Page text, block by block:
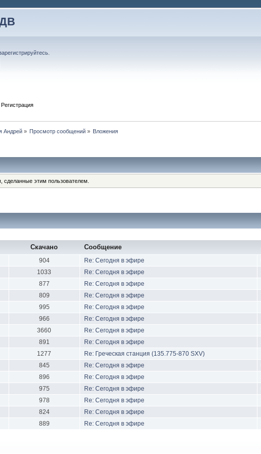
Регистрация
Андрей» Просмотр сообщений » Вложения
этим пользователем.
Скачано Сообщение
904 Re: Сегодня в эфире
1033 Re: Сегодня в эфире
877 Re: Сегодня в эфире
809 Re: Сегодня в эфире
995 Re: Сегодня в эфире
966 Re: Сегодня в эфире
3660 Re: Сегодня в эфире
891 Re: Сегодня в эфире
1277 Re: Греческая станция (135.775-870 SXV)
845 Re: Сегодня в эфире
896 Re: Сегодня в эфире
975 Re: Сегодня в эфире
978 Re: Сегодня в эфире
824 Re: Сегодня в эфире
889 Re: Сегодня в эфире